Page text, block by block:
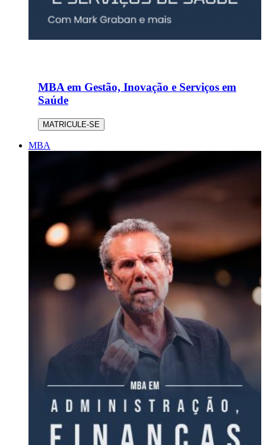
MBA em Gestão, Inovação e Serviços em
Saúde
MATRICULE-SE
MBA